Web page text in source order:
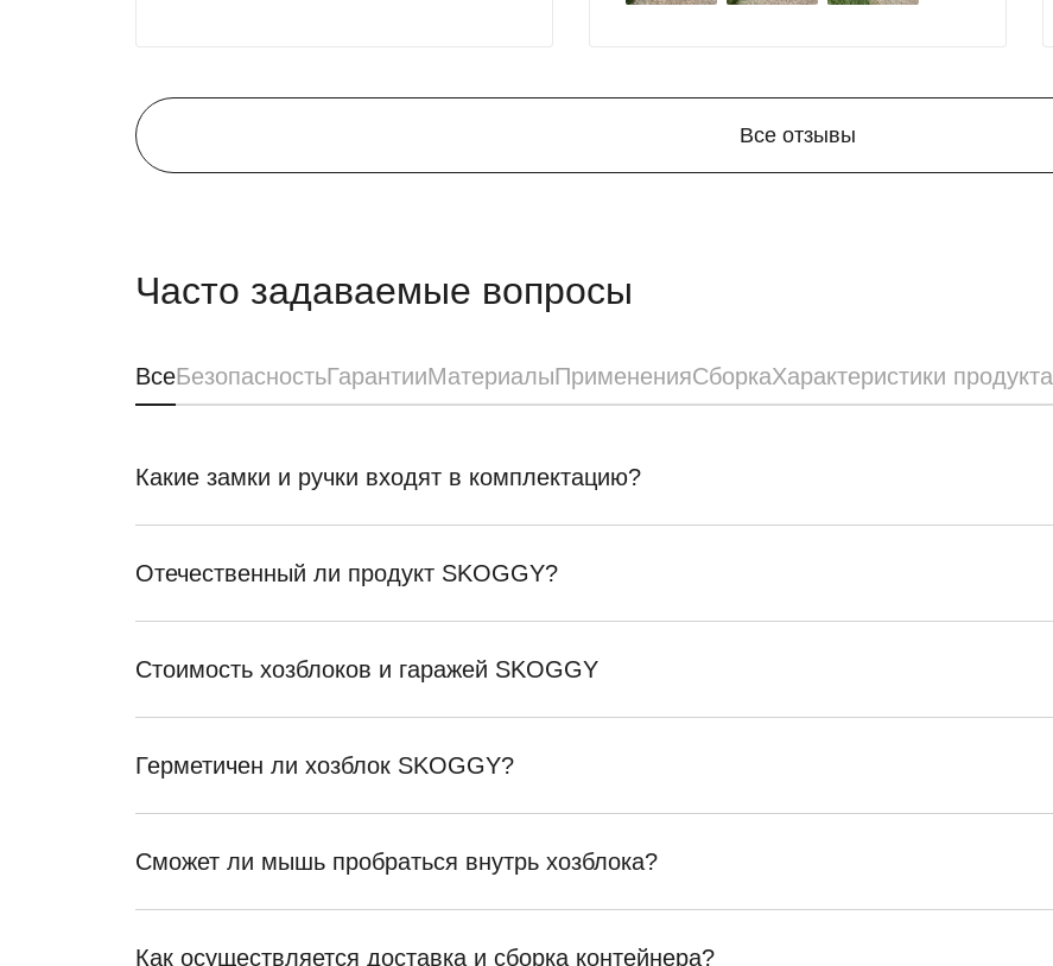
Все отзывы
Часто задаваемые вопросы
ВсеБезопасностьГарантииМатериалыПримененияСборкаХарактеристики продукта
Какие замки и ручки входят в комплектацию?
Отечественный ли продукт SKOGGY?
Стоимость хозблоков и гаражей SKOGGY
Герметичен ли хозблок SKOGGY?
Сможет ли мышь пробраться внутрь хозблока?
Как осуществляется доставка и сборка контейнера?